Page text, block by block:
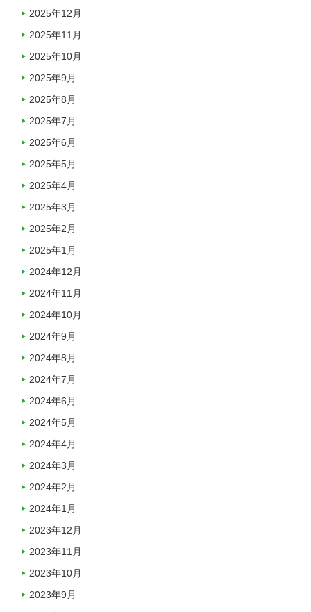
2025年12月
2025年11月
2025年10月
2025年9月
2025年8月
2025年7月
2025年6月
2025年5月
2025年4月
2025年3月
2025年2月
2025年1月
2024年12月
2024年11月
2024年10月
2024年9月
2024年8月
2024年7月
2024年6月
2024年5月
2024年4月
2024年3月
2024年2月
2024年1月
2023年12月
2023年11月
2023年10月
2023年9月